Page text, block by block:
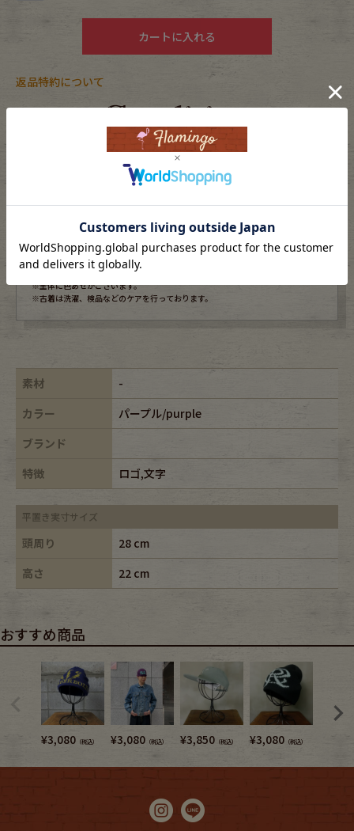
Accessory Shoes
カートに入れる
返品特約について
商品コンディション
未使用品または新品
※USEDですので使用感などございますが、まだまだご愛用していただけます。
古着という事をご理解の上ご注文よろしくお願いします。
※全体に色あせがございます。
※古着は洗濯、検品などのケアを行っております。
素材
-
カラー
パープル/purple
ブランド
特徴
ロゴ,文字
平置き実寸サイズ
頭周り
28 cm
高さ
22 cm
おすすめ商品
¥3,080 （税込） ¥3,080 （税込） ¥3,850 （税込） ¥3,080 （税込）